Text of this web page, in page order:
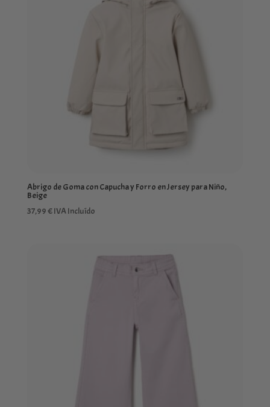
Abrigo de Goma con Capucha y Forro en Jersey para Niño,
Beige
37,99€IVA Incluído